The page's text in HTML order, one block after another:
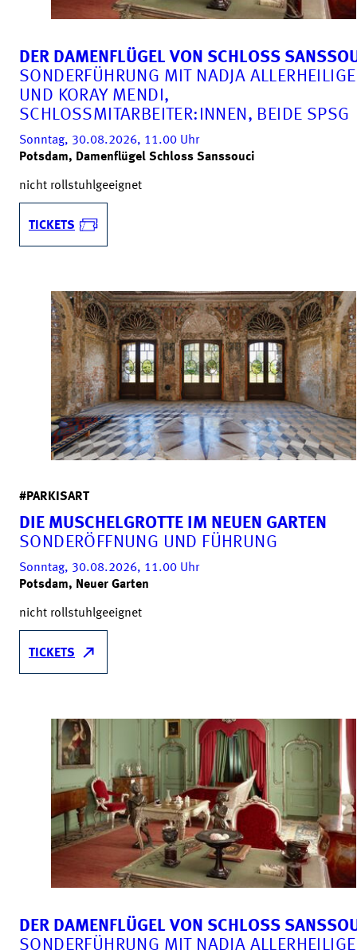
DER DAMENFLÜGEL VON SCHLOSS
SONDERFÜHRUNG MIT NADJA
UND KORAY MENDI,
SCHLOSSMITARBEITER:INNEN, BEIDE SPSG
Sonntag, 30.08.2026, 11.00 Uhr
Potsdam, Damenflügel Schloss Sanssouci
nicht rollstuhlgeeignet
TICKETS
#PARKISART
DIE MUSCHELGROTTE IM NEUEN GARTEN
SONDERÖFFNUNG UND FÜHRUNG
Sonntag, 30.08.2026, 11.00 Uhr
Potsdam, Neuer Garten
nicht rollstuhlgeeignet
TICKETS
DER DAMENFLÜGEL VON SCHLOSS
SONDERFÜHRUNG MIT NADJA